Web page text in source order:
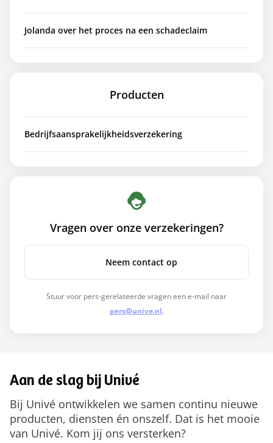
Jolanda over het proces na een schadeclaim
Producten
Bedrijfsaansprakelijkheidsverzekering
Vragen over onze verzekeringen?
Neem contact op
Stuur voor pers-gerelateerde vragen een e-mail naar
pers@unive.nl.
Aan de slag bij Univé
Bij Univé ontwikkelen we samen continu nieuwe
producten, diensten én onszelf. Dat is het mooie
van Univé. Kom jij ons versterken?